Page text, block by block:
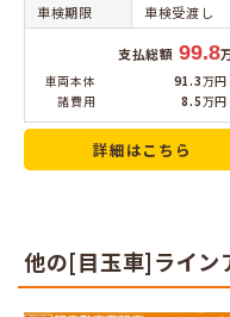
車検期限
車検受渡し
支払総額 99.8
車両本体 91.3万円
諸費用
8.5万円
詳細はこちら
他の[目玉車]ライン